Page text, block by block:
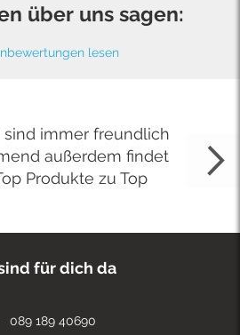
über uns sagen:
lesen
sind immer freundlich
außerdem findet
Produkte zu Top
für dich da
089 189 40690